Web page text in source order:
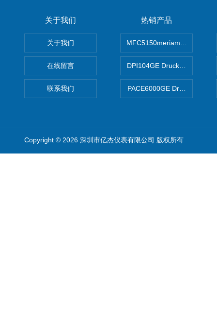
关于我们
关于我们
在线留言
联系我们
热销产品
MFC5150meriam智能手操器
DPI104GE Druck德鲁克
PACE6000GE Druck德鲁克
Copyright © 2026 深圳市亿杰仪表有限公司 版权所有